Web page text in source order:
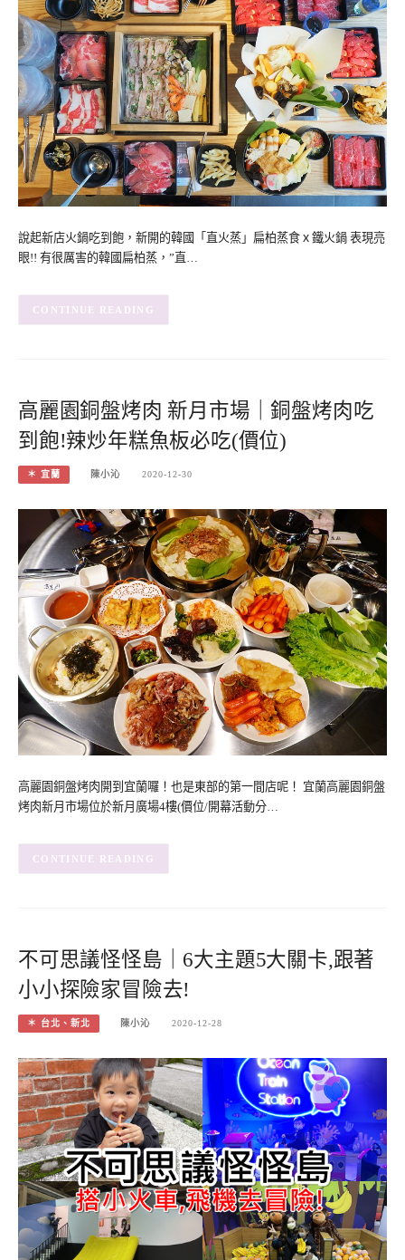
說起新店火鍋吃到飽，新開的韓國「直火蒸」扁柏蒸食ｘ鐵火鍋 表現亮
眼!! 有很厲害的韓國扁柏蒸，”直…
CONTINUE READING
高麗園銅盤烤肉 新月市場｜銅盤烤肉吃
到飽!辣炒年糕魚板必吃(價位)
＊ 宜蘭 陳小沁 2020-12-30
高麗園銅盤烤肉開到宜蘭囉！也是東部的第一間店呢！ 宜蘭高麗園銅盤
烤肉新月市場位於新月廣場4樓(價位/開幕活動分…
CONTINUE READING
不可思議怪怪島｜6大主題5大關卡,跟著
小小探險家冒險去!
＊ 台北、新北 陳小沁 2020-12-28